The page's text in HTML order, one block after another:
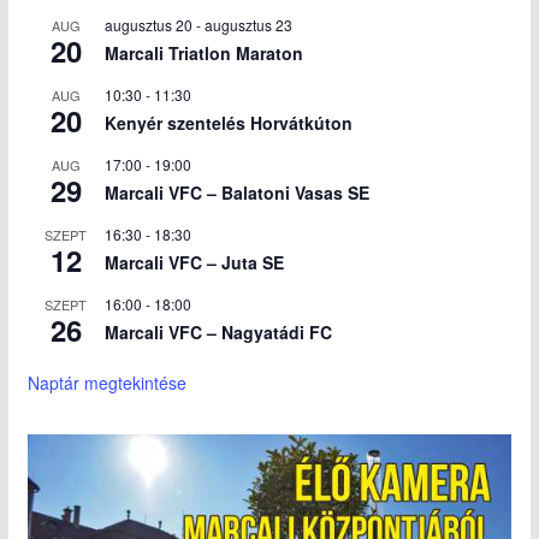
AUG
20
augusztus 20 -augusztus 23
Marcali Triatlon Maraton
AUG
20
10:30 - 11:30
Kenyér szentelés Horvátkúton
AUG
29
17:00 - 19:00
Marcali VFC – Balatoni Vasas SE
SZEPT
12
16:30 - 18:30
Marcali VFC – Juta SE
SZEPT
26
16:00 - 18:00
Marcali VFC – Nagyatádi FC
Naptár megtekintése